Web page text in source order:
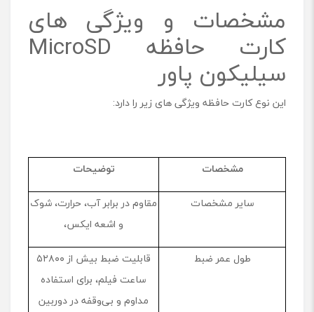
مشخصات و ویژگی های
کارت حافظه MicroSD
سیلیکون پاور
این نوع کارت حافظه ویژگی های زیر را دارد:
مشخصات
توضیحات
سایر مشخصات
مقاوم در برابر آب، حرارت، شوک
و اشعه ایکس،
طول عمر ضبط
قابلیت ضبط بیش از ۵۲۸۰۰
ساعت فیلم، برای استفاده
مداوم و بی‌وقفه در دوربین‌